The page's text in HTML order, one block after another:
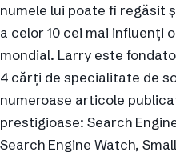
numele lui poate fi regăsit
a celor 10 cei mai influenţi
mondial. Larry este
4 cărţi de specialitate de
numeroase articole
prestigioase: Search
Search Engine Watch,